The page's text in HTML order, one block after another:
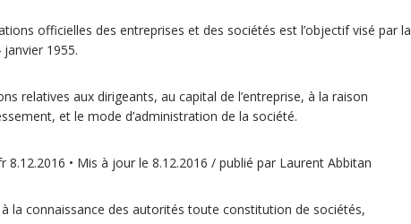
officielles des entreprises et des sociétés est l’objectif visé par la
1955.
relatives aux dirigeants, au capital de l’entreprise, à la raison
et le mode d’administration de la société.
8.12.2016 • Mis à jour le 8.12.2016 / publié par Laurent Abbitan
la connaissance des autorités toute constitution de sociétés,